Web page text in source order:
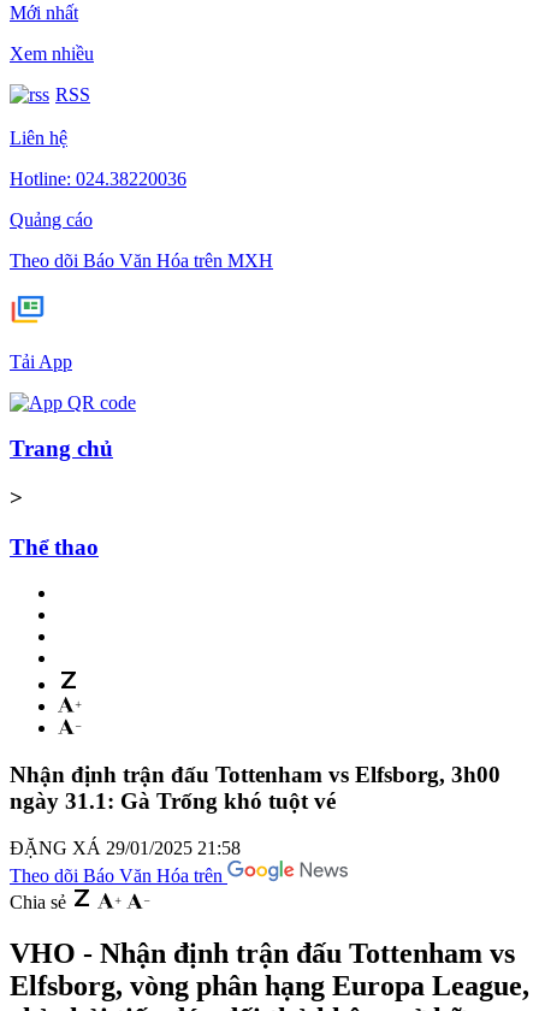
Mới nhất
Xem nhiều
RSS
Liên hệ
Hotline: 024.38220036
Quảng cáo
Theo dõi Báo Văn Hóa trên MXH
Tải App
Trang chủ
>
Thể thao
Nhận định trận đấu Tottenham vs Elfsborg, 3h00
ngày 31.1: Gà Trống khó tuột vé
ĐẶNG XÁ 29/01/2025 21:58
Theo dõi Báo Văn Hóa trên
Chia sẻ
VHO - Nhận định trận đấu Tottenham vs
Elfsborg, vòng phân hạng Europa League,